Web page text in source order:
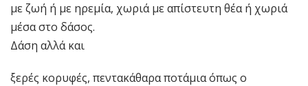
με ζωή ή με ηρεμία, χωριά με απίστευτη θέα ή χωριά
μέσα στο δάσος.
Δάση αλλά και
ξερές κορυφές, πεντακάθαρα ποτάμια όπως ο